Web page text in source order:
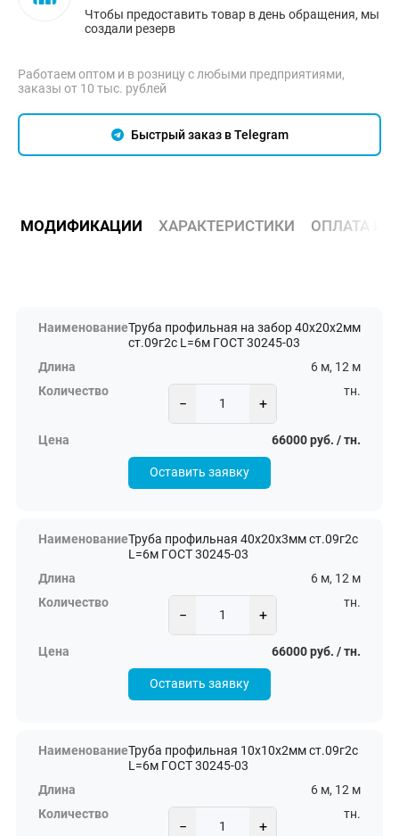
Чтобы предоставить товар в день обращения, мы
создали резерв
Работаем оптом и в розницу с любыми предприятиями,
заказы от 10 тыс. рублей
Быстрый заказ в Telegram
МОДИФИКАЦИИ ХАРАКТЕРИСТИКИ ОПЛАТА И
Труба профильная на забор 40х20х2мм
ст.09г2с L=6м ГОСТ 30245-03
6 м, 12 м
− +
тн.
66000 руб. / тн.
Оставить заявку
Труба профильная 40х20х3мм ст.09г2с
L=6м ГОСТ 30245-03
6 м, 12 м
− +
тн.
66000 руб. / тн.
Оставить заявку
Труба профильная 10х10х2мм ст.09г2с
L=6м ГОСТ 30245-03
6 м, 12 м
− +
тн.